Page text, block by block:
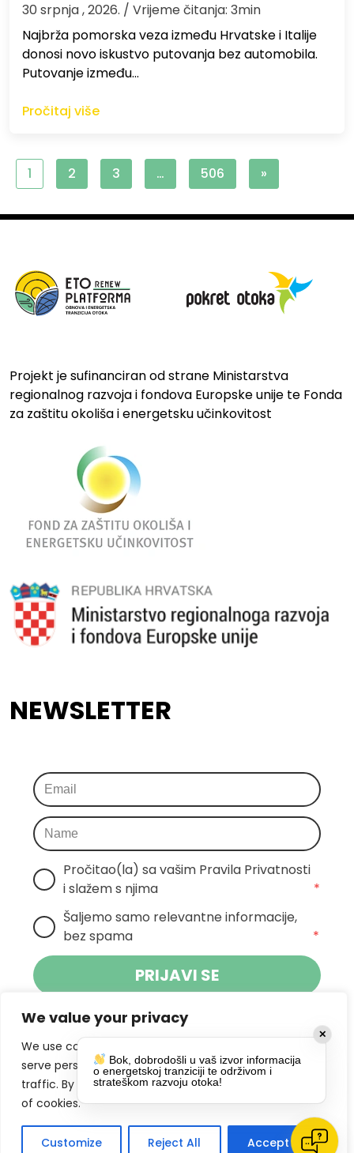
We value your privacy
We use cookies to enhance your browsing experience,
serve personalized ads or content, and analyze our
traffic. By clicking "Accept All", you consent to our use
of cookies.
Customize Reject All Accept All
30 srpnja , 2026. / Vrijeme čitanja: 3min
Najbrža pomorska veza između Hrvatske i Italije
donosi novo iskustvo putovanja bez automobila.
Putovanje između…
Pročitaj više
1 2 3 … 506 »
Projekt je sufinanciran od strane Ministarstva
regionalnog razvoja i fondova Europske unije te Fonda
za zaštitu okoliša i energetsku učinkovitost
NEWSLETTER
Pročitao(la) sa vašim Pravila Privatnosti
i slažem s njima
*
Šaljemo samo relevantne informacije,
bez spama
*
PRIJAVI SE
Klikom na gumb dajete suglasnost za
primanje novosti Pokreta Otoka te se
slažete spolitikom privatnosti.
DRUŠTVENE MREŽE
✕
Bok, dobrodošli u vaš izvor informacija
o energetskoj tranziciji te održivom i
strateškom razvoju otoka!